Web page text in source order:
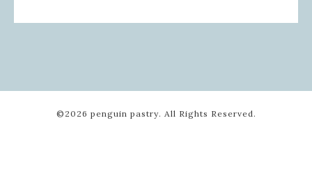
©2026 penguin pastry. All Rights Reserved.